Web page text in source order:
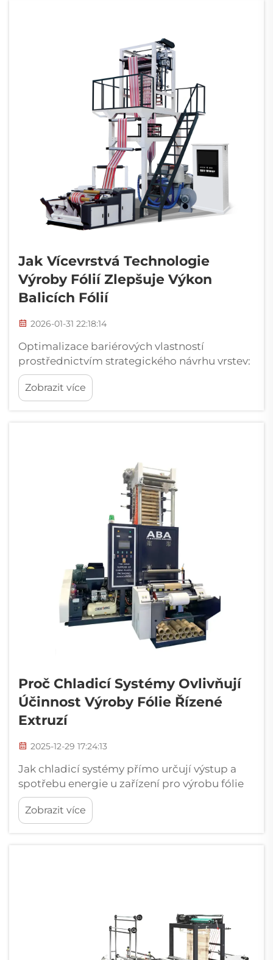
Jak Vícevrstvá Technologie
Výroby Fólií Zlepšuje Výkon
Balicích Fólií
2026-01-31 22:18:14
Optimalizace bariérových vlastností
prostřednictvím strategického návrhu vrstev:
Zlepšení bariéry proti kyslíku a vlhkosti u
5vrstvého oproti 7vrstvému uspořádání.
Uspořádání vrstev v balicích materiálech
Zobrazit více
Proč Chladicí Systémy Ovlivňují
Účinnost Výroby Fólie Řízené
Extruzí
2025-12-29 17:24:13
Jak chladicí systémy přímo určují výstup a
spotřebu energie u zařízení pro výrobu fólie
řízené extruzí. I když se rychlosti extrudérů
neustále zvyšují, chladicí systémy zůstávají
kritickou zácpou. Moderní vysokovýkonné
Zobrazit více